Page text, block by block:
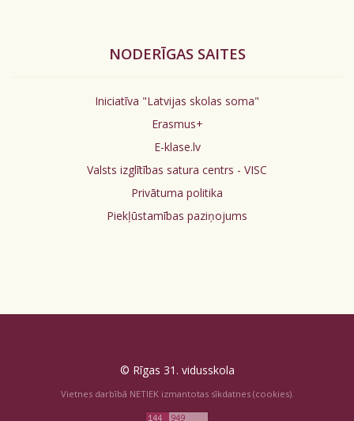
NODERĪGAS SAITES
Iniciatīva "Latvijas skolas soma"
Erasmus+
E-klase.lv
Valsts izglītības satura centrs - VISC
Privātuma politika
Piekļūstamības paziņojums
© Rīgas 31. vidusskola
Vietnes darbībā NETIEK izmantotas sīkdatnes (cookies).